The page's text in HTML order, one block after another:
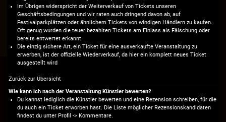
Im Übrigen widerspricht der Weiterverkauf von Tickets unseren
Geschäftsbedingungen und wir raten auch dringend davon ab, auf
Festivalparkplätzen oder ähnlichem Tickets von windigen Händlern zu kaufen.
Oft genug wurden die teuer bezahlten Tickets am Einlass als Fälschung oder
bereits entwertet erkannt.
Die einzig sichere Art, ein Ticket für eine ausverkaufte Veranstaltung zu
erwerben, ist der offizielle Wiederverkauf, da hier ein komplett neues Ticket
ausgestellt wird
Zurück zur Übersicht
Wie kann ich nach der Veranstaltung Künstler bewerten?
Du kannst lediglich die Künstler bewerten und eine Rezension schreiben, für die
du auch ein Ticket erworben hast. Die Liste möglicher Rezensionskandidaten
findest du unter Profil -> Kommentare.